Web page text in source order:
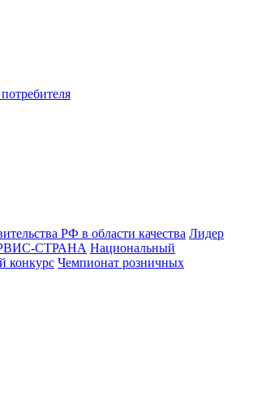
РФ в области качества Лидер
СТРАНА Национальный
конкурс Чемпионат розничных